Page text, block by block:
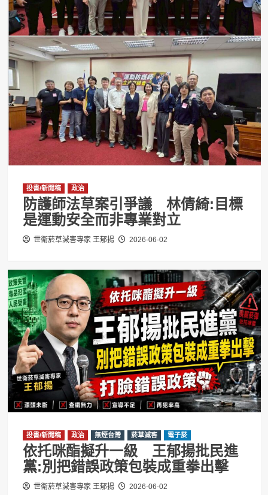
投書/新聞稿 政治
防護師法草案引爭議 林倩綺:目標
是運動安全而非專業對立
世衛菸草減害專家 王郁揚 2026-06-02
投書/新聞稿 政治 無煙台灣 菸草減害 電子菸
依托咪酯擬升一級 王郁揚批民進
黨:別把錯誤政策包裝成重拳出擊
世衛菸草減害專家 王郁揚 2026-06-02